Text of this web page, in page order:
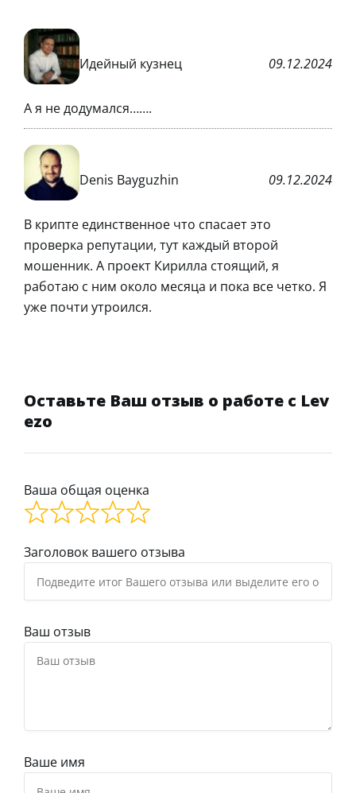
Идейный кузнец 09.12.2024
А я не додумался…….
Denis Bayguzhin 09.12.2024
В крипте единственное что спасает это
проверка репутации, тут каждый второй
мошенник. А проект Кирилла стоящий, я
работаю с ним около месяца и пока все четко. Я
уже почти утроился.
Оставьте Ваш отзыв о работе с Lev
ezo
Ваша общая оценка
Заголовок вашего отзыва
Ваш отзыв
Ваше имя